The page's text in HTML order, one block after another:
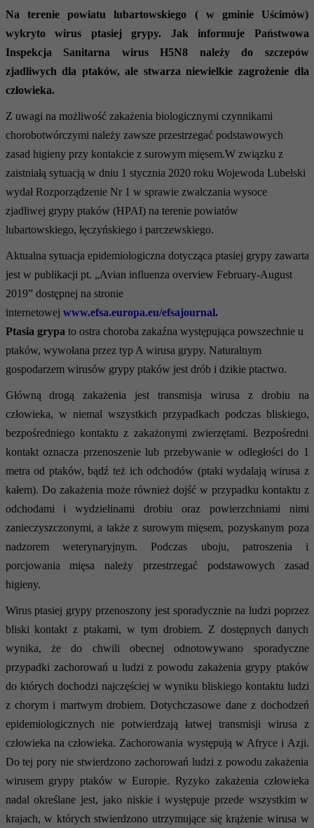
Na terenie powiatu lubartowskiego ( w gminie Uścimów)
wykryto wirus ptasiej grypy. Jak informuje Państwowa
Inspekcja Sanitarna wirus H5N8 należy do szczepów
zjadliwych dla ptaków, ale stwarza niewielkie zagrożenie dla
człowieka.
Z uwagi na możliwość zakażenia biologicznymi czynnikami
chorobotwórczymi należy zawsze przestrzegać podstawowych
zasad higieny przy kontakcie z surowym mięsem.W związku z
zaistniałą sytuacją w dniu 1 stycznia 2020 roku Wojewoda Lubelski
wydał Rozporządzenie Nr 1 w sprawie zwalczania wysoce
zjadliwej grypy ptaków (HPAI) na terenie powiatów
lubartowskiego, łęczyńskiego i parczewskiego.
Aktualna sytuacja epidemiologiczna dotycząca ptasiej grypy zawarta
jest w publikacji pt. „Avian influenza overview February-August
2019” dostępnej na stronie
internetowej www.efsa.europa.eu/efsajournal.
Ptasia grypa to ostra choroba zakaźna występująca powszechnie u
ptaków, wywołana przez typ A wirusa grypy. Naturalnym
gospodarzem wirusów grypy ptaków jest drób i dzikie ptactwo.
Główną drogą zakażenia jest transmisja wirusa z drobiu na
człowieka, w niemal wszystkich przypadkach podczas bliskiego,
bezpośredniego kontaktu z zakażonymi zwierzętami. Bezpośredni
kontakt oznacza przenoszenie lub przebywanie w odległości do 1
metra od ptaków, bądź też ich odchodów (ptaki wydalają wirusa z
kałem). Do zakażenia może również dojść w przypadku kontaktu z
odchodami i wydzielinami drobiu oraz powierzchniami nimi
zanieczyszczonymi, a także z surowym mięsem, pozyskanym poza
nadzorem weterynaryjnym. Podczas uboju, patroszenia i
porcjowania mięsa należy przestrzegać podstawowych zasad
higieny.
Wirus ptasiej grypy przenoszony jest sporadycznie na ludzi poprzez
bliski kontakt z ptakami, w tym drobiem. Z dostępnych danych
wynika, że do chwili obecnej odnotowywano sporadyczne
przypadki zachorowań u ludzi z powodu zakażenia grypy ptaków
do których dochodzi najczęściej w wyniku bliskiego kontaktu ludzi
z chorym i martwym drobiem. Dotychczasowe dane z dochodzeń
epidemiologicznych nie potwierdzają łatwej transmisji wirusa z
człowieka na człowieka. Zachorowania występują w Afryce i Azji.
Do tej pory nie stwierdzono zachorowań ludzi z powodu zakażenia
wirusem grypy ptaków w Europie. Ryzyko zakażenia człowieka
nadal określane jest, jako niskie i występuje przede wszystkim w
krajach, w których stwierdzono utrzymujące się krążenie wirusa w